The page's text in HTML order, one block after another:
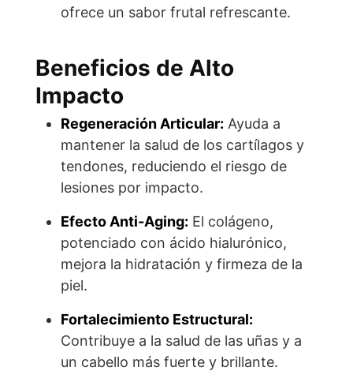
ofrece un sabor frutal refrescante.
Beneficios de Alto
Impacto
Regeneración Articular: Ayuda a
mantener la salud de los cartílagos y
tendones, reduciendo el riesgo de
lesiones por impacto.
Efecto Anti-Aging: El colágeno,
potenciado con ácido hialurónico,
mejora la hidratación y firmeza de la
piel.
Fortalecimiento Estructural:
Contribuye a la salud de las uñas y a
un cabello más fuerte y brillante.